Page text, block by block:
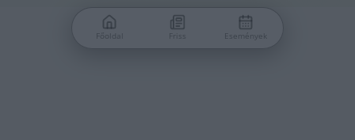
Főoldal Friss Események